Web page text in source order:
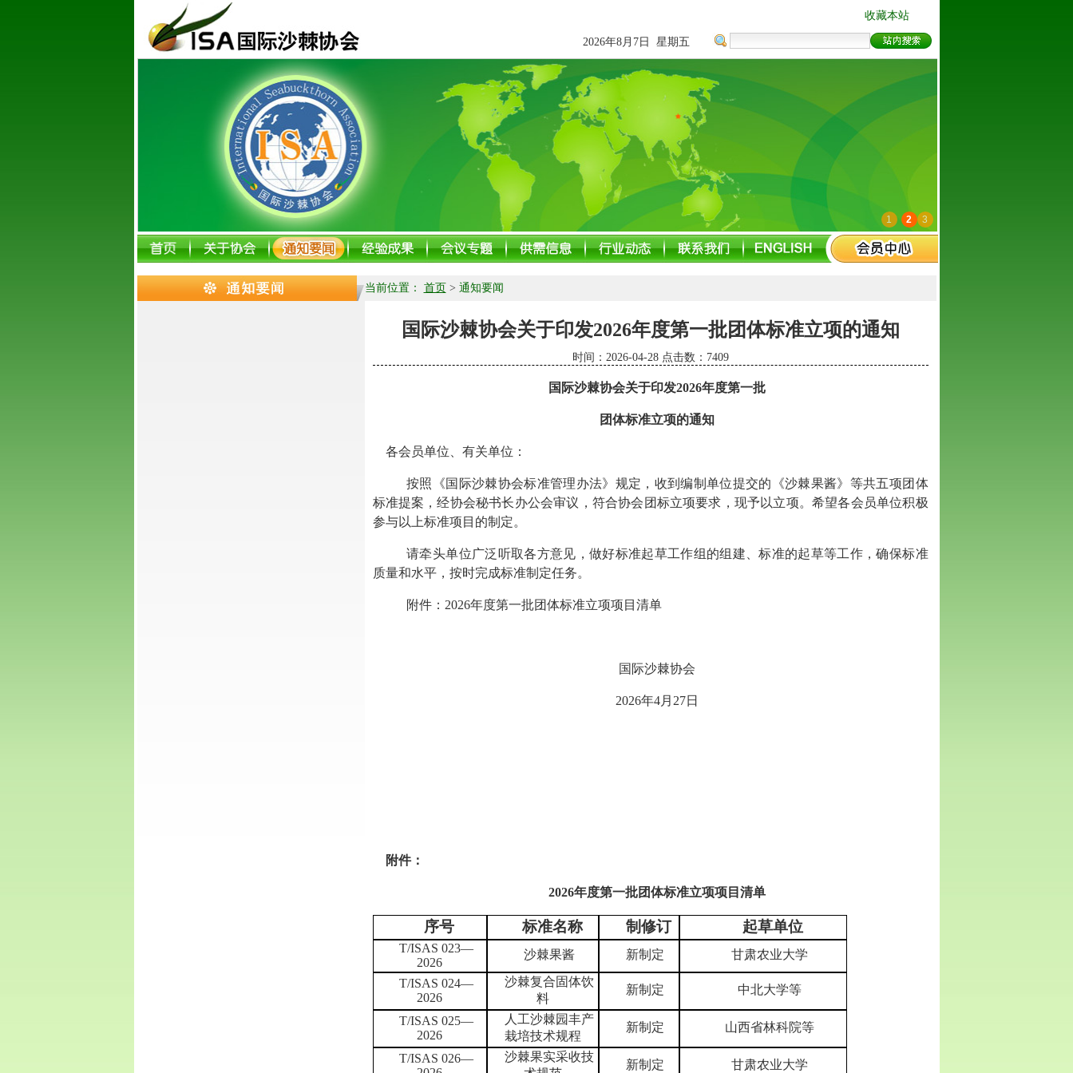
2026年8月7日 星期五
收藏本站
1 2 3
当前位置： 首页 > 通知要闻
国际沙棘协会关于印发2026年度第一批团体标准立项的通知
时间： 2026-04-28 点击数： 7409
国际沙棘协会关于印发2026年度第一批
团体标准立项的通知
各会员单位、有关单位：
按照《国际沙棘协会标准管理办法》规定，收到编制单位提交的《沙棘果酱》等共五项团体
标准提案，经协会秘书长办公会审议，符合协会团标立项要求，现予以立项。希望各会员单位积极
参与以上标准项目的制定。
请牵头单位广泛听取各方意见，做好标准起草工作组的组建、标准的起草等工作，确保标准
质量和水平，按时完成标准制定任务。
附件： 2026年度第一批团体标准立项项目清单
国际沙棘协会
2026年4月27日
附件：
2026年度第一批团体标准立项项目清单
序号 标准名称 制修订 起草单位
T/ISAS 023—
2026
沙棘果酱 新制定 甘肃农业大学
T/ISAS 024—
2026
沙棘复合固体饮
料
新制定 中北大学等
T/ISAS 025—
2026
人工沙棘园丰产
栽培技术规程
新制定 山西省林科院等
T/ISAS 026—
沙棘果实采收技
新制定 甘肃农业大学